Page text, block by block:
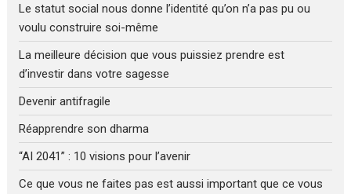
Le statut social nous donne l’identité qu’on n’a pas pu ou
voulu construire soi-même
La meilleure décision que vous puissiez prendre est
d’investir dans votre sagesse
Devenir antifragile
Réapprendre son dharma
“AI 2041” : 10 visions pour l’avenir
Ce que vous ne faites pas est aussi important que ce vous